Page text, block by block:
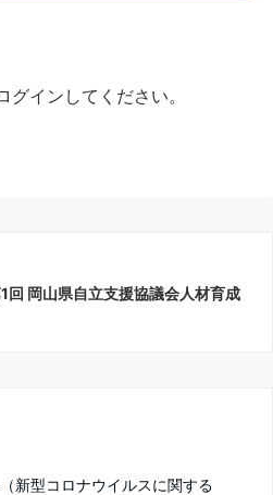
グイン してください。
回 岡山県自立支援協議会人材育成
新型コロナウイルスに関する